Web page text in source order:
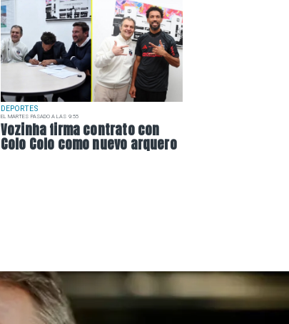
DEPORTES
EL MARTES PASADO A LAS 9:55
Vozinha firma contrato con
Colo Colo como nuevo arquero